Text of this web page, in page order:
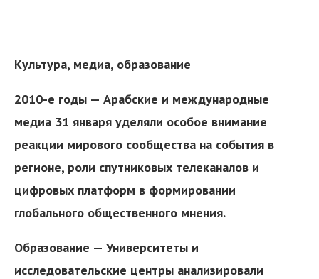
Культура, медиа, образование
2010-е годы — Арабские и международные
медиа 31 января уделяли особое внимание
реакции мирового сообщества на события в
регионе, роли спутниковых телеканалов и
цифровых платформ в формировании
глобального общественного мнения.
Образование — Университеты и
исследовательские центры анализировали